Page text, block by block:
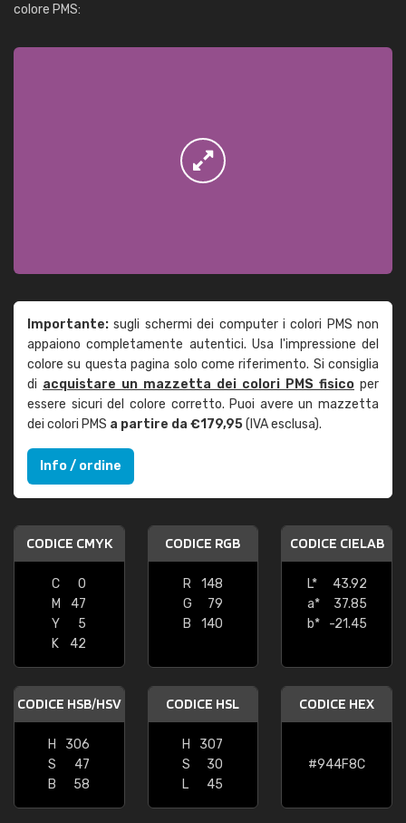
colore PMS:
Importante: sugli schermi dei computer i colori PMS non
appaiono completamente autentici. Usa l'impressione del
colore su questa pagina solo come riferimento. Si consiglia
di acquistare un mazzetta dei colori PMS fisico per
essere sicuri del colore corretto. Puoi avere un mazzetta
dei colori PMS a partire da €179,95(IVA esclusa).
Info / ordine
CODICE CMYK
C
0
M
47
Y
5
K
42
CODICE RGB
R
148
G
79
B
140
CODICE CIELAB
L*
43.92
a*
37.85
b*
-21.45
CODICE HSB/HSV
H
306
S
47
B
58
CODICE HSL
H
307
S
30
L
45
CODICE HEX
#944F8C